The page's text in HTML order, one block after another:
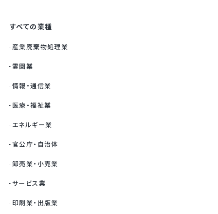
すべての業種
産業廃棄物処理業
霊園業
情報・通信業
医療・福祉業
エネルギー業
官公庁・自治体
卸売業・小売業
サービス業
印刷業・出版業